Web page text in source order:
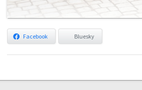
Facebook Bluesky